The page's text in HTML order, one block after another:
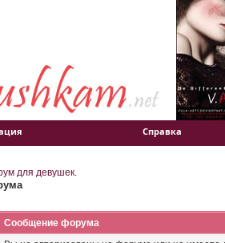
Справка
для девушек.
Сообщение форума